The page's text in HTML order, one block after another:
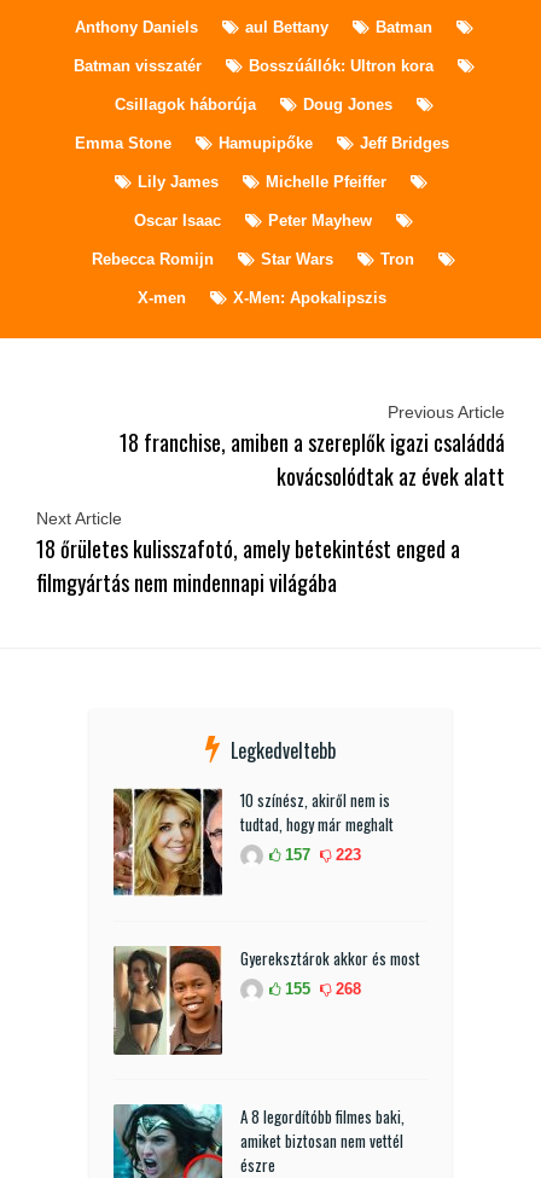
Anthony Daniels aul Bettany Batman
Batman visszatér Bosszúállók: Ultron kora
Csillagok háborúja Doug Jones
Emma Stone Hamupipőke Jeff Bridges
Lily James Michelle Pfeiffer
Oscar Isaac Peter Mayhew
Rebecca Romijn Star Wars Tron
X-men X-Men: Apokalipszis
Previous Article
18 franchise, amiben a szereplők igazi családdá
kovácsolódtak az évek alatt
Next Article
18 őrületes kulisszafotó, amely betekintést enged a
filmgyártás nem mindennapi világába
Legkedveltebb
10 színész, akiről nem is
tudtad, hogy már meghalt
157 223
Gyereksztárok akkor és most
155 268
A 8 legordítóbb filmes baki,
amiket biztosan nem vettél
észre